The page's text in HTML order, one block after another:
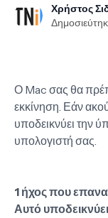
Χρήστος
Ο Mac σας θα
εκκίνηση. Εάν
υποδεικνύει την
υπολογιστή σας.
1 ήχος που
Αυτό